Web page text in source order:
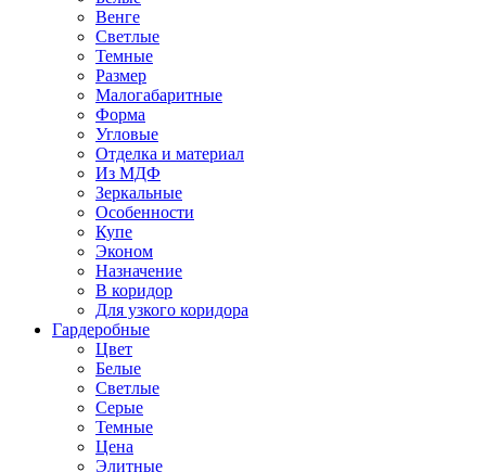
Венге
Светлые
Темные
Размер
Малогабаритные
Форма
Угловые
Отделка и материал
Из МДФ
Зеркальные
Особенности
Купе
Эконом
Назначение
В коридор
Для узкого коридора
Гардеробные
Цвет
Белые
Светлые
Серые
Темные
Цена
Элитные